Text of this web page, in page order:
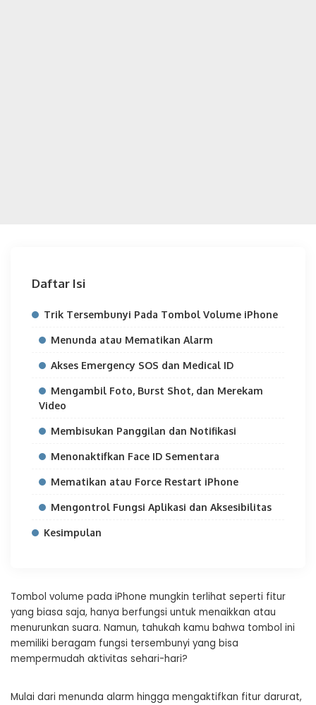
Daftar Isi
Trik Tersembunyi Pada Tombol Volume iPhone
Menunda atau Mematikan Alarm
Akses Emergency SOS dan Medical ID
Mengambil Foto, Burst Shot, dan Merekam
Video
Membisukan Panggilan dan Notifikasi
Menonaktifkan Face ID Sementara
Mematikan atau Force Restart iPhone
Mengontrol Fungsi Aplikasi dan Aksesibilitas
Kesimpulan
Tombol volume pada iPhone mungkin terlihat seperti fitur
yang biasa saja, hanya berfungsi untuk menaikkan atau
menurunkan suara. Namun, tahukah kamu bahwa tombol ini
memiliki beragam fungsi tersembunyi yang bisa
mempermudah aktivitas sehari-hari?
Mulai dari menunda alarm hingga mengaktifkan fitur darurat,